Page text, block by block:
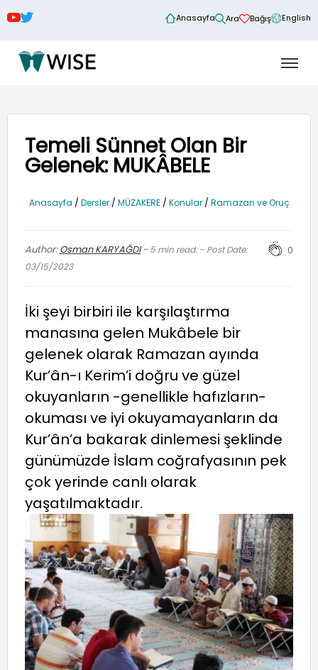
Anasayfa Ara Bağış English
Temeli Sünnet Olan Bir
Gelenek: MUKÂBELE
Anasayfa / Dersler/ MÜZAKERE/ Konular/ Ramazan ve Oruç
Author:Osman KARYAĞDI- 5min read. - Post Date:
03/15/2023
0
İki şeyi birbiri ile karşılaştırma
manasına gelen Mukâbele bir
gelenek olarak Ramazan ayında
Kur’ân-ı Kerim’i doğru ve güzel
okuyanların -genellikle hafızların-
okuması ve iyi okuyamayanların da
Kur’ân’a bakarak dinlemesi şeklinde
günümüzde İslam coğrafyasının pek
çok yerinde canlı olarak
yaşatılmaktadır.